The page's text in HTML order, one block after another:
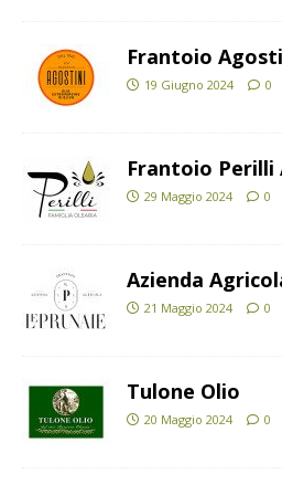
Frantoio
19 Giugno 2024 0
Frantoio Perilli
29 Maggio 2024 0
Azienda
21 Maggio 2024 0
Tulone Olio
20 Maggio 2024 0